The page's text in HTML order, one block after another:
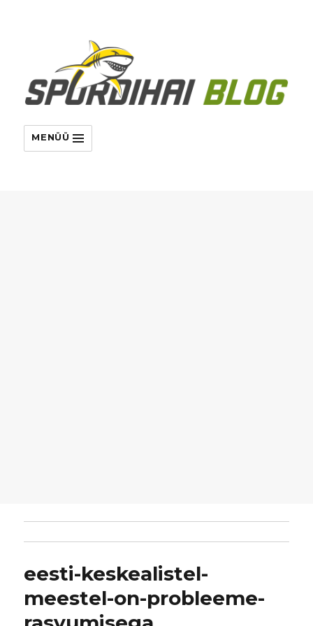
MENÜÜ
eesti-keskealistel-
meestel-on-probleeme-